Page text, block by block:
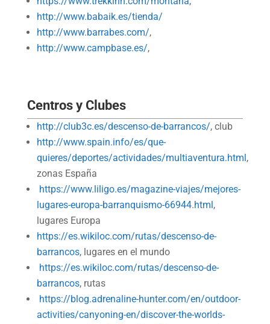
http://www.babaik.es/tienda/
http://www.barrabes.com/,
http://www.campbase.es/,
Centros y Clubes
http://club3c.es/descenso-de-barrancos/, club
http://www.spain.info/es/que-
quieres/deportes/actividades/multiaventura.html ,
zonas España
https://www.liligo.es/magazine-viajes/mejores-
lugares-europa-barranquismo-66944.html ,
lugares Europa
https://es.wikiloc.com/rutas/descenso-de-
barrancos, lugares en el mundo
https://es.wikiloc.com/rutas/descenso-de-
barrancos, rutas
https://blog.adrenaline-hunter.com/en/outdoor-
activities/canyoning-en/discover-the-worlds-